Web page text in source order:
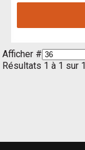
Afficher #
Résultats 1 à 1 sur 1